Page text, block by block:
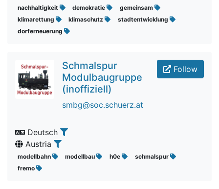
nachhaltigkeit
demokratie
gemeinsam
klimarettung
klimaschutz
stadtentwicklung
dorferneuerung
Follow
Schmalspur
Modulbaugruppe
(inoffiziell)
smbg@soc.schuerz.at
Deutsch
Austria
modellbahn modellbau h0e
schmalspur
fremo